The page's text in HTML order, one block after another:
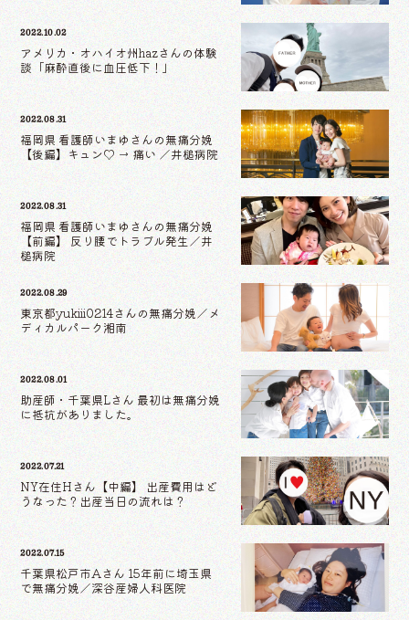
2022.10.02
アメリカ・オハイオ州hazさんの体験
談「麻酔直後に血圧低下！」
2022.08.31
福岡県 看護師いまゆさんの無痛分娩
【後編】キュン♡ → 痛い ／井槌病院
2022.08.31
福岡県 看護師いまゆさんの無痛分娩
【前編】 反り腰でトラブル発生／井
槌病院
2022.08.29
東京都yukiii0214さんの無痛分娩／メ
ディカルパーク湘南
2022.08.01
助産師・千葉県Lさん 最初は無痛分娩
に抵抗がありました。
2022.07.21
NY在住Hさん【中編】 出産費用はど
うなった？出産当日の流れは？
2022.07.15
千葉県松戸市Aさん 15年前に埼玉県
で無痛分娩／深谷産婦人科医院